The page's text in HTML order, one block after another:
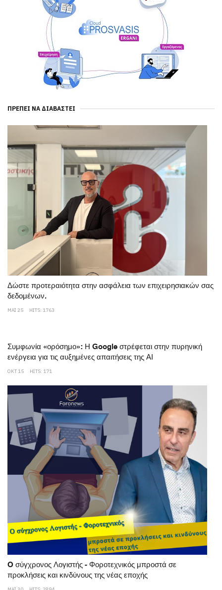
ΠΡΈΠΕΙ ΝΑ ΔΙΑΒΑΣΤΕΊ
Δώστε προτεραιότητα στην ασφάλεια των επιχειρησιακών σας
δεδομένων.
ΜΆΙ 25 HITS: 1763
Συμφωνία «ορόσημο»: Η Google στρέφεται στην πυρηνική
ενέργεια για τις αυξημένες απαιτήσεις της ΑΙ
ΟΚΤ 15 HITS: 171
O σύγχρονος Λογιστής - Φοροτεχνικός μπροστά σε
προκλήσεις και κινδύνους της νέας εποχής